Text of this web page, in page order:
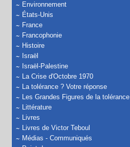
Environnement
États-Unis
France
Francophonie
Histoire
Israël
Israël-Palestine
La Crise d'Octobre 1970
La tolérance ? Votre réponse
Les Grandes Figures de la tolérance
Littérature
Livres
Livres de Victor Teboul
Médias - Communiqués